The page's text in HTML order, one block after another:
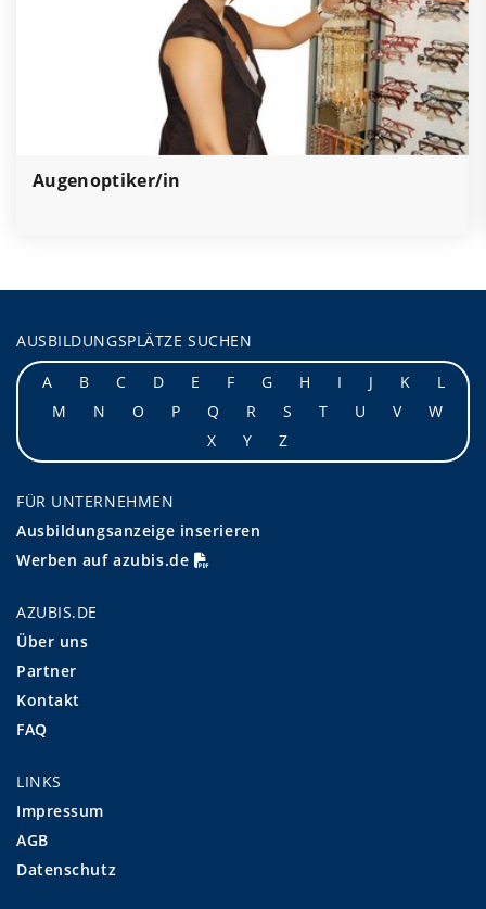
Augenoptiker/in
AUSBILDUNGSPLÄTZE SUCHEN
A
B C D E F G H I J K
L
M
N O P Q R S T U V
W
X
Y Z
FÜR UNTERNEHMEN
Ausbildungsanzeige inserieren
Werben auf azubis.de
AZUBIS.DE
Über uns
Partner
Kontakt
FAQ
LINKS
Impressum
AGB
Datenschutz